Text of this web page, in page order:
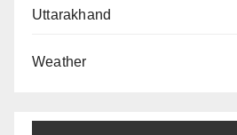
Uttarakhand
Weather